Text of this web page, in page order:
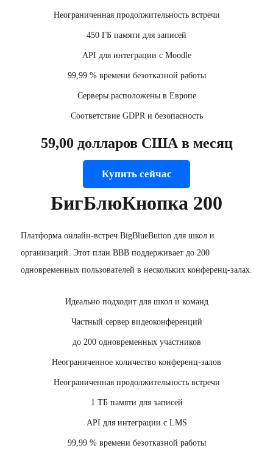
Неограниченная продолжительность встречи
450 ГБ памяти для записей
API для интеграции с Moodle
99,99 % времени безотказной работы
Серверы расположены в Европе
Соответствие GDPR и безопасность
59,00 долларов США в месяц
Купить сейчас
БигБлюКнопка 200
Платформа онлайн-встреч BigBlueButton для школ и
организаций. Этот план BBB поддерживает до 200
одновременных пользователей в нескольких конференц-залах.
Идеально подходит для школ и команд
Частный сервер видеоконференций
до 200 одновременных участников
Неограниченное количество конференц-залов
Неограниченная продолжительность встречи
1 ТБ памяти для записей
API для интеграции с LMS
99,99 % времени безотказной работы